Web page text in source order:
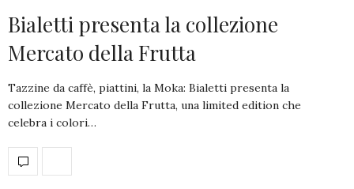
Bialetti presenta la collezione
Mercato della Frutta
Tazzine da caffè, piattini, la Moka: Bialetti presenta la
collezione Mercato della Frutta, una limited edition che
celebra i colori…